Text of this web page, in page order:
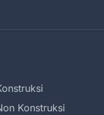
Konstruksi